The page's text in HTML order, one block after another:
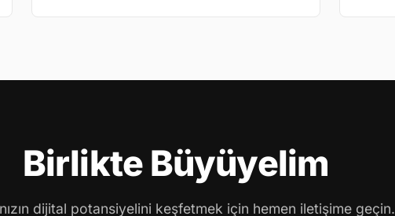
Birlikte Büyüyelim
dijital potansiyelini keşfetmek için hemen iletişime geçin.